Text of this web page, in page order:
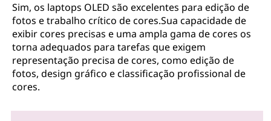
Sim, os laptops OLED são excelentes para edição de
fotos e trabalho crítico de cores.Sua capacidade de
exibir cores precisas e uma ampla gama de cores os
torna adequados para tarefas que exigem
representação precisa de cores, como edição de
fotos, design gráfico e classificação profissional de
cores.